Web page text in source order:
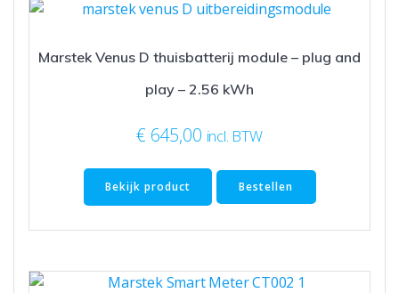
Marstek Venus D thuisbatterij module – plug and
play – 2.56 kWh
€ 645,00 incl. BTW
Bekijk product Bestellen